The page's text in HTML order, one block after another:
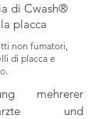
di Cwash®
placca
non fumatori,
di placca e
mehrerer
und